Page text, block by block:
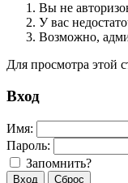
Вы не
У вас
Возможно,
Для просмотра этой
Вход
Имя:
Пароль:
Запомнить?